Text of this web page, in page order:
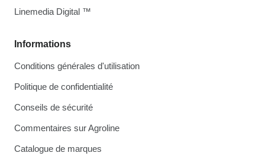
Informations
Conditions générales d'utilisation
Politique de confidentialité
Conseils de sécurité
Commentaires sur Agroline
Catalogue de marques
Linemedia Digital ™